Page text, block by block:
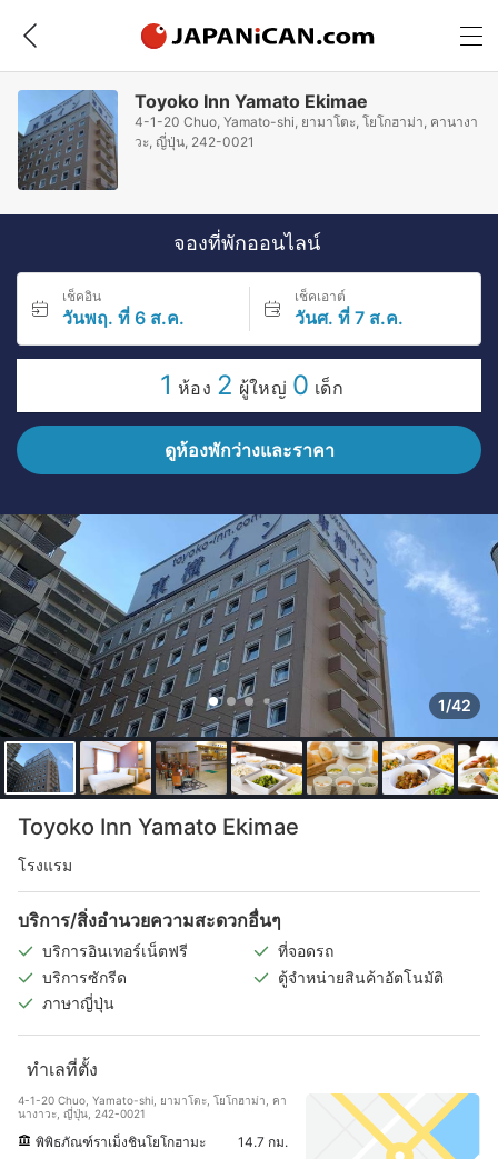
Toyoko Inn Yamato Ekimae
4-1-20 Chuo, Yamato-shi, ยามาโตะ, โยโกฮาม่า, คานางา
วะ, ญี่ปุ่น, 242-0021
จองที่พักออนไลน์
เช็คอิน
วันพฤ. ที่ 6 ส.ค.
เช็คเอาต์
วันศ. ที่ 7 ส.ค.
1 ห้อง 2 ผู้ใหญ่ 0 เด็ก
ดูห้องพักว่างและราคา
1/42
Toyoko Inn Yamato Ekimae
โรงแรม
บริการ/สิ่งอำนวยความสะดวกอื่นๆ
บริการอินเทอร์เน็ตฟรี
ที่จอดรถ
บริการซักรีด
ตู้จำหน่ายสินค้าอัตโนมัติ
ภาษาญี่ปุ่น
ทำเลที่ตั้ง
4-1-20 Chuo, Yamato-shi, ยามาโตะ, โยโกฮาม่า, คา
นางาวะ, ญี่ปุ่น, 242-0021
พิพิธภัณฑ์ราเม็งชินโยโกฮามะ
14.7 กม.